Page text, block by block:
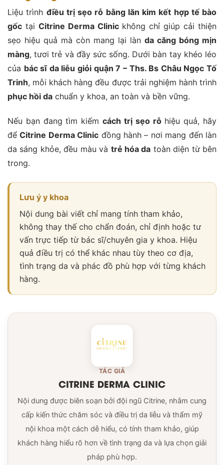
Liệu trình điều trị sẹo rỗ bằng lăn kim kết hợp tế bào
gốc tại Citrine Derma Clinickhông chỉ giúp cải thiện
sẹo hiệu quả mà còn mang lại làn da căng bóng mịn
màng, tươi trẻ và đầy sức sống. Dưới bàn tay khéo léo
của bác sĩ da liễu giỏi quận 7 – Ths. Bs Châu Ngọc Tố
Trinh, mỗi khách hàng đều được trải nghiệm hành trình
phục hồi da chuẩn y khoa, an toàn và bền vững.
Nếu bạn đang tìm kiếmcách trị sẹo rỗhiệu quả, hãy
đểCitrine Derma Clinic đồng hành – nơi mang đến làn
da sáng khỏe, đều màu và trẻ hóa da toàn diện từ bên
trong.
Lưu ý y khoa
Nội dung bài viết chỉ mang tính tham khảo,
không thay thế cho chẩn đoán, chỉ định hoặc tư
vấn trực tiếp từ bác sĩ/chuyên gia y khoa. Hiệu
quả điều trị có thể khác nhau tùy theo cơ địa,
tình trạng da và phác đồ phù hợp với từng khách
hàng.
TÁC GIẢ
CITRINE DERMA CLINIC
Nội dung được biên soạn bởi đội ngũ Citrine, nhằm cung
cấp kiến thức chăm sóc và điều trị da liễu và thẩm mỹ
nội khoa một cách dễ hiểu, có tính tham khảo, giúp
khách hàng hiểu rõ hơn về tình trạng da và lựa chọn giải
pháp phù hợp.